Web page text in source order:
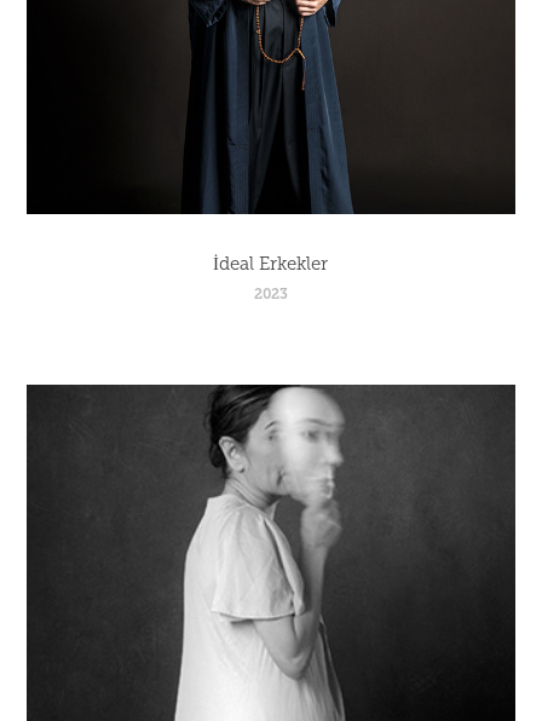
İdeal Erkekler
2023